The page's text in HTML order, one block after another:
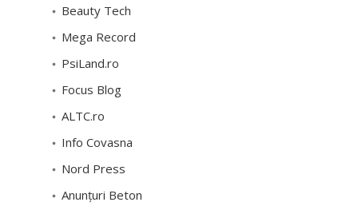
Beauty Tech
Mega Record
PsiLand.ro
Focus Blog
ALTC.ro
Info Covasna
Nord Press
Anunțuri Beton